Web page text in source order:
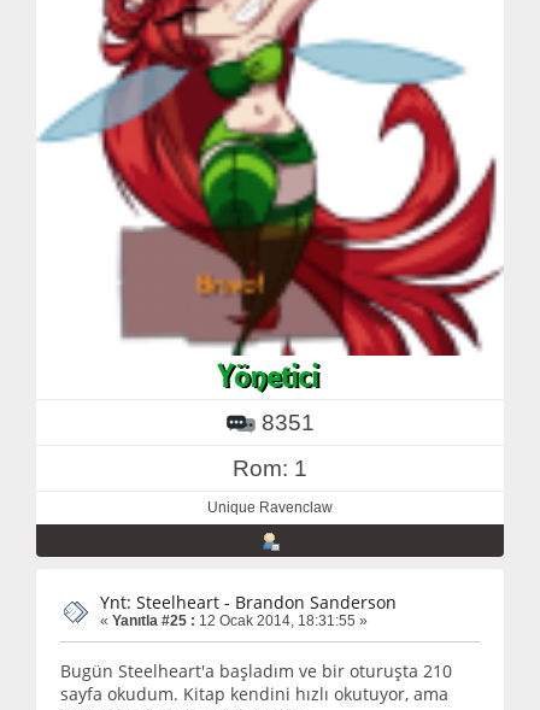
8351
Rom: 1
Unique Ravenclaw
Ynt: Steelheart - Brandon Sanderson
« Yanıtla #25 : 12 Ocak 2014, 18:31:55 »
Bugün Steelheart'a başladım ve bir oturuşta 210
sayfa okudum. Kitap kendini hızlı okutuyor, ama